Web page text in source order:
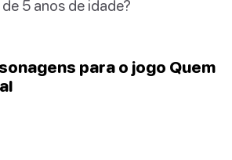
5 anos de idade?
para o jogo Quem